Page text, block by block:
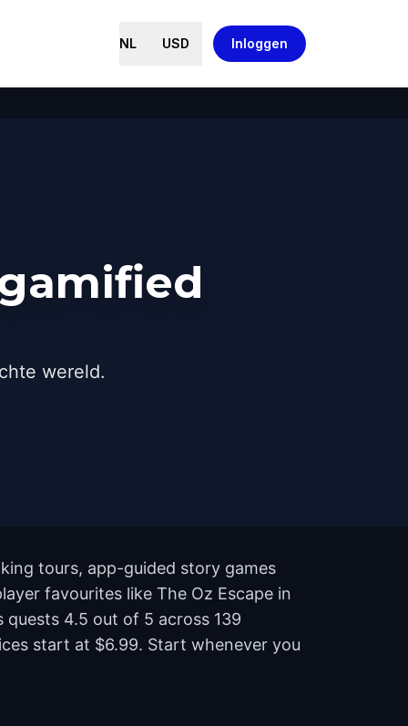
NL USD Inloggen
wereld.
tours, app-guided story games
favourites like The Oz Escape in
quests 4.5 out of 5 across 139
start at $6.99. Start whenever you